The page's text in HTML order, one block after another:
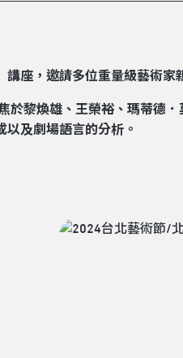
座，邀請多位重量級藝術家
於黎煥雄、王榮裕、瑪蒂德
及劇場語言的分析。